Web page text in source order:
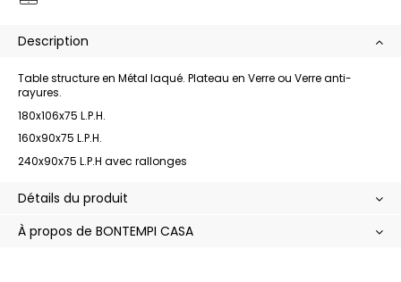
Description
Table structure en Métal laqué. Plateau en Verre ou Verre anti-
rayures.
180x106x75 L.P.H.
160x90x75 L.P.H.
240x90x75 L.P.H avec rallonges
Détails du produit
À propos de BONTEMPI CASA